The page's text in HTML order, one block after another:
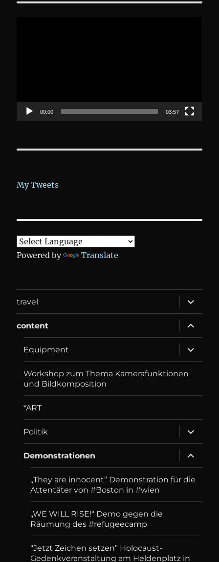
00:00 03:57
My Tweets
Powered by Translate
travel
expand
child
menu
content
expand
child
menu
Equip­ment
expand
child
menu
Workshop zum Thema Kamerafunktionen
und Bildkomposition
*ART
Politik
expand
child
menu
Demonstrationen
expand
child
menu
„They are innocent“ Demonstration für die
Attentäter von #Boston in #wien
„WE WILL RISE!“ Demo gegen die
Räumung des #refugeecamp
“Jetzt Zeichen setzen” Holocaust-
Gedenkveranstaltung am Heldenplatz in